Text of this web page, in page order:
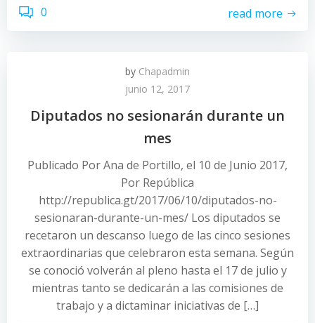
0 read more
by Chapadmin
junio 12, 2017
Diputados no sesionarán durante un
mes
Publicado Por Ana de Portillo, el 10 de Junio 2017,
Por República
http://republica.gt/2017/06/10/diputados-no-
sesionaran-durante-un-mes/ Los diputados se
recetaron un descanso luego de las cinco sesiones
extraordinarias que celebraron esta semana. Según
se conoció volverán al pleno hasta el 17 de julio y
mientras tanto se dedicarán a las comisiones de
trabajo y a dictaminar iniciativas de […]